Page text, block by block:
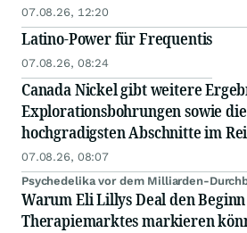
07.08.26, 12:20
Latino-Power für Frequentis
07.08.26, 08:24
Canada Nickel gibt weitere
Explorationsbohrungen sowie
hochgradigsten Abschnitte im
Projekt bekannt
07.08.26, 08:07
Psychedelika vor dem Milliarden-
Warum Eli Lillys Deal den
Therapiemarktes markieren